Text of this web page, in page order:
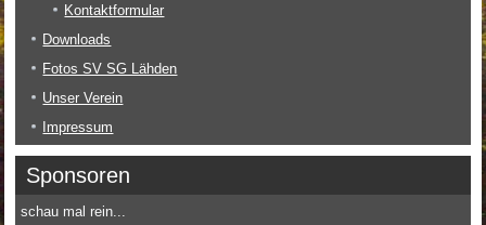
Kontaktformular
Downloads
Fotos SV SG Lähden
Unser Verein
Impressum
Sponsoren
schau mal rein...